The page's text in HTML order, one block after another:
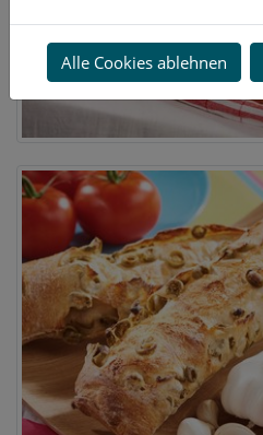
Alle Cookies ablehnen